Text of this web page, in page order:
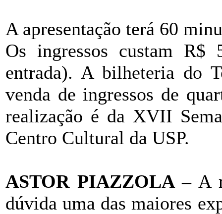
A apresentação terá 60
Os ingressos custam
entrada). A bilheteria do
venda de ingressos de
realização é da XVII
Centro Cultural da USP.
ASTOR PIAZZOLA –A
dúvida uma das maiores